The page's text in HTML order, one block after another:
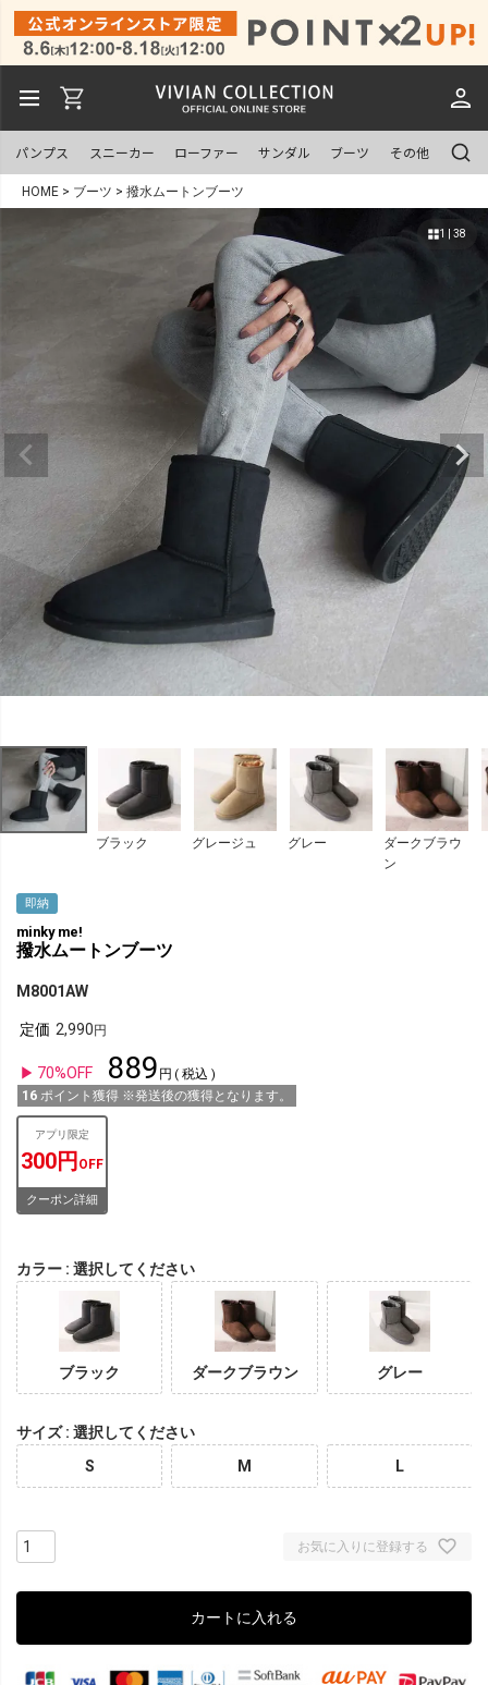
パンプス スニーカー ローファー サンダル ブーツ その他
HOME ブーツ 撥水ムートンブーツ
1 | 38
ブラック グレージュ グレー
ダークブラウ
ン
即納
minky me!
撥水ムートンブーツ
M8001AW
定価 2,990
70%OFF 889
税込
16 ポイント獲得 ※発送後の獲得となります。
アプリ限定
300円 OFF
クーポン詳細
カラー 選択してください
ブラック ダークブラウン グレー
サイズ
選択してください
S
M L
お気に入りに登録する
カートに入れる